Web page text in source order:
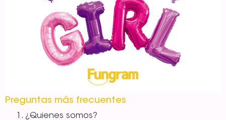
Preguntas más frecuentes
¿Quienes somos?